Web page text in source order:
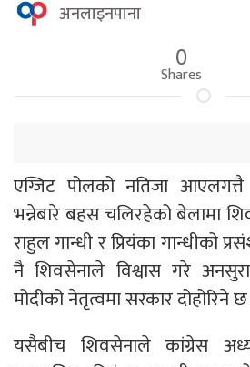
अनलाइनपाना
0
Shares
एग्जिट पोलको नतिजा
भन्नेबारे बहस चलिरहेको बेलामा
राहुल गान्धी र प्रियंका गान्धीको
नै शिवसेनाले विश्वास गरे
मोदीको नेतृत्वमा सरकार दोहोरिने
यसैबीच शिवसेनाले कांग्रेस